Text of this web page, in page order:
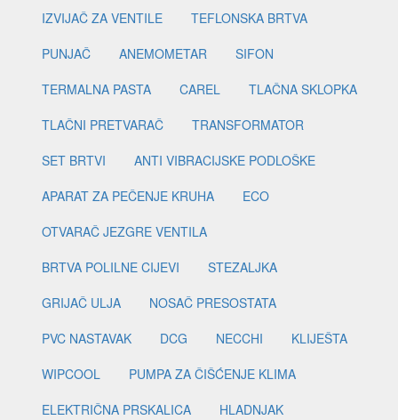
IZVIJAČ ZA VENTILE
TEFLONSKA BRTVA
PUNJAČ
ANEMOMETAR
SIFON
TERMALNA PASTA
CAREL
TLAČNA SKLOPKA
TLAČNI PRETVARAČ
TRANSFORMATOR
SET BRTVI
ANTI VIBRACIJSKE PODLOŠKE
APARAT ZA PEČENJE KRUHA
ECO
OTVARAČ JEZGRE VENTILA
BRTVA POLILNE CIJEVI
STEZALJKA
GRIJAČ ULJA
NOSAČ PRESOSTATA
PVC NASTAVAK
DCG NECCHI
KLIJEŠTA
WIPCOOL
PUMPA ZA ČIŠĆENJE KLIMA
ELEKTRIČNA PRSKALICA
HLADNJAK